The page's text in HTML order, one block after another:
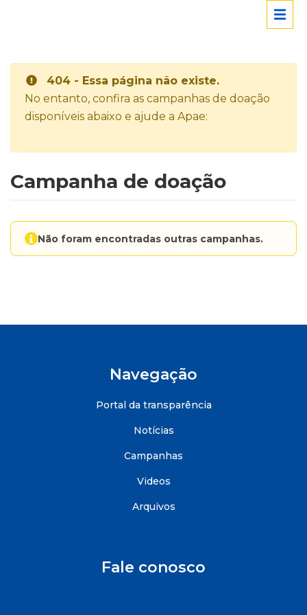
404 - Essa página não existe.
No entanto, confira as campanhas de doação
disponíveis abaixo e ajude a Apae:
Campanha de doação
Não foram encontradas outras campanhas.
Navegação
Portal da transparência
Notícias
Campanhas
Videos
Arquivos
Fale conosco